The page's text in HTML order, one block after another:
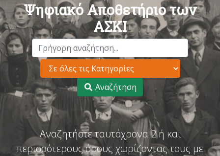
Ψηφιακό Αποθετήριο των
ΑΣΚΙ
Αναζήτηση
Αναζητήστε ταυτόχρονα 2 ή και
περισσότερους όρους χωρίζοντας τους με